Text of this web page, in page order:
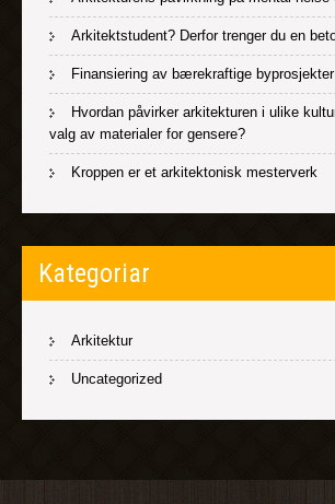
Arkitektstudent? Derfor trenger du en
Finansiering av bærekraftige byprosjekter
Hvordan påvirker arkitekturen i ulike
valg av materialer for gensere?
Kroppen er et arkitektonisk mesterverk
Kategoriar
Arkitektur
Uncategorized